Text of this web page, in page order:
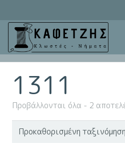
1311
Προβάλλονται όλα - 2